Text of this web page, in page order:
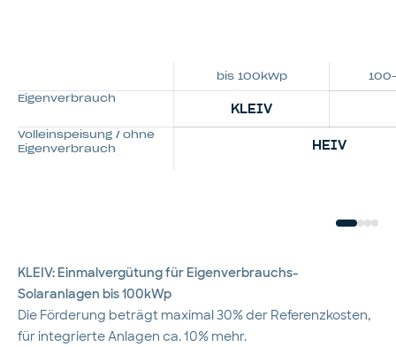
bis 100kWp
Eigenverbrauch
KLEIV
Volleinspeisung / ohne
Eigenverbrauch
HEIV
KLEIV: Einmalvergütung für Eigenverbrauchs-
Solaranlagen bis 100kWp
Die Förderung beträgt maximal 30% der Referenzkosten,
für integrierte Anlagen ca. 10% mehr.